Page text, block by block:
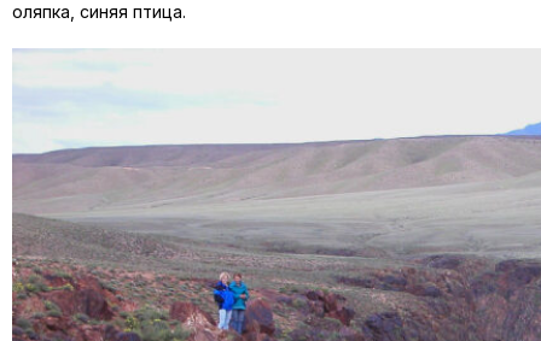
оляпка, синяя птица.